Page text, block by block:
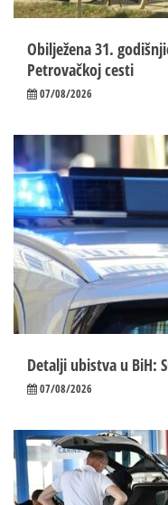
Obilježena 31.
Petrovačkoj cesti
07/08/2026
Detalji ubistva u BiH:
07/08/2026